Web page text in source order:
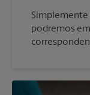
Simplemente
podremos